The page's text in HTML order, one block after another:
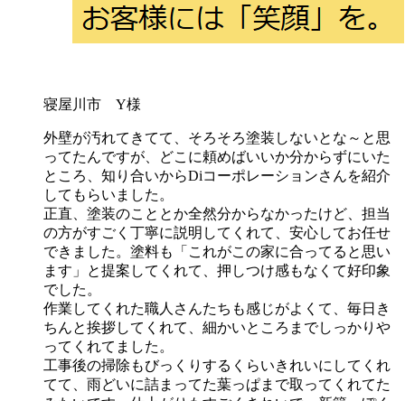
寝屋川市 Y様
外壁が汚れてきてて、そろそろ塗装しないとな～と思
ってたんですが、どこに頼めばいいか分からずにいた
ところ、知り合いからDiコーポレーションさんを紹介
してもらいました。
正直、塗装のこととか全然分からなかったけど、担当
の方がすごく丁寧に説明してくれて、安心してお任せ
できました。塗料も「これがこの家に合ってると思い
ます」と提案してくれて、押しつけ感もなくて好印象
でした。
作業してくれた職人さんたちも感じがよくて、毎日き
ちんと挨拶してくれて、細かいところまでしっかりや
ってくれてました。
工事後の掃除もびっくりするくらいきれいにしてくれ
てて、雨どいに詰まってた葉っぱまで取ってくれてた